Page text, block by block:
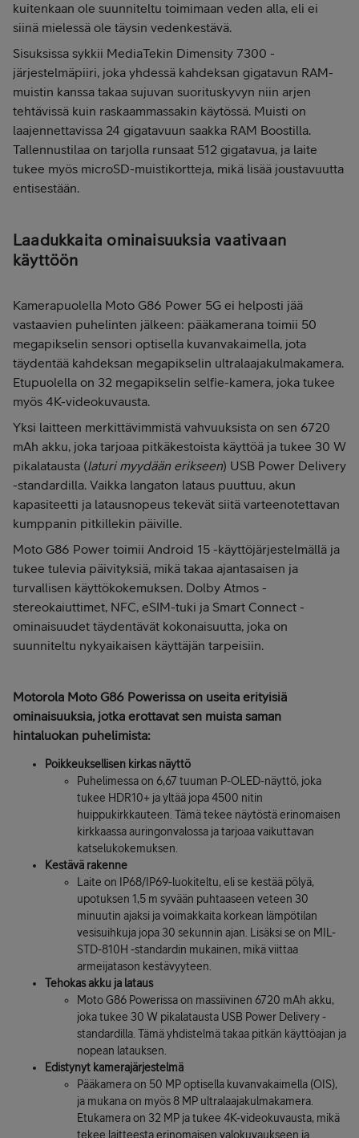
kuitenkaan ole suunniteltu toimimaan veden alla, eli ei
siinä mielessä ole täysin vedenkestävä.
Sisuksissa sykkii MediaTekin Dimensity 7300 -
järjestelmäpiiri, joka yhdessä kahdeksan gigatavun RAM-
muistin kanssa takaa sujuvan suorituskyvyn niin arjen
tehtävissä kuin raskaammassakin käytössä. Muisti on
laajennettavissa 24 gigatavuun saakka RAM Boostilla.
Tallennustilaa on tarjolla runsaat 512 gigatavua, ja laite
tukee myös microSD-muistikortteja, mikä lisää joustavuutta
entisestään.
Laadukkaita ominaisuuksia vaativaan
käyttöön
Kamerapuolella Moto G86 Power 5G ei helposti jää
vastaavien puhelinten jälkeen: pääkamerana toimii 50
megapikselin sensori optisella kuvanvakaimella, jota
täydentää kahdeksan megapikselin ultralaajakulmakamera.
Etupuolella on 32 megapikselin selfie-kamera, joka tukee
myös 4K-videokuvausta.
Yksi laitteen merkittävimmistä vahvuuksista on sen 6720
mAh akku, joka tarjoaa pitkäkestoista käyttöä ja tukee 30 W
pikalatausta (laturi myydään erikseen) USB Power Delivery
-standardilla. Vaikka langaton lataus puuttuu, akun
kapasiteetti ja latausnopeus tekevät siitä varteenotettavan
kumppanin pitkillekin päiville.
Moto G86 Power toimii Android 15 -käyttöjärjestelmällä ja
tukee tulevia päivityksiä, mikä takaa ajantasaisen ja
turvallisen käyttökokemuksen. Dolby Atmos -
stereokaiuttimet, NFC, eSIM-tuki ja Smart Connect -
ominaisuudet täydentävät kokonaisuutta, joka on
suunniteltu nykyaikaisen käyttäjän tarpeisiin.
Motorola Moto G86 Powerissa on useita erityisiä
ominaisuuksia, jotka erottavat sen muista saman
hintaluokan puhelimista:
Poikkeuksellisen kirkas näyttö
Puhelimessa on 6,67 tuuman P-OLED-näyttö, joka
tukee HDR10+ ja yltää jopa 4500 nitin
huippukirkkauteen. Tämä tekee näytöstä erinomaisen
kirkkaassa auringonvalossa ja tarjoaa vaikuttavan
katselukokemuksen.
Kestävä rakenne
Laite on IP68/IP69-luokiteltu, eli se kestää pölyä,
upotuksen 1,5 m syvään puhtaaseen veteen 30
minuutin ajaksi ja voimakkaita korkean lämpötilan
vesisuihkuja jopa 30 sekunnin ajan. Lisäksi se on MIL-
STD-810H -standardin mukainen, mikä viittaa
armeijatason kestävyyteen.
Tehokas akku ja lataus
Moto G86 Powerissa on massiivinen 6720 mAh akku,
joka tukee 30 W pikalatausta USB Power Delivery -
standardilla. Tämä yhdistelmä takaa pitkän käyttöajan ja
nopean latauksen.
Edistynyt kamerajärjestelmä
Pääkamera on 50 MP optisella kuvanvakaimella (OIS),
ja mukana on myös 8 MP ultralaajakulmakamera.
Etukamera on 32 MP ja tukee 4K-videokuvausta, mikä
tekee laitteesta erinomaisen valokuvaukseen ja